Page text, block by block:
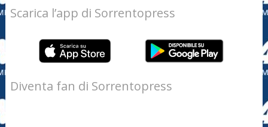
Scarica l’app di Sorrentopress
Diventa fan di Sorrentopress